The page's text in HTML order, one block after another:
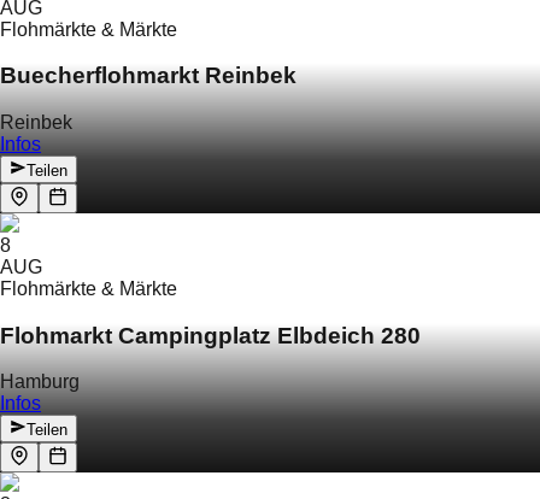
AUG
Flohmärkte & Märkte
Buecherflohmarkt Reinbek
Reinbek
Infos
Teilen
8
AUG
Flohmärkte & Märkte
Flohmarkt Campingplatz Elbdeich 280
Hamburg
Infos
Teilen